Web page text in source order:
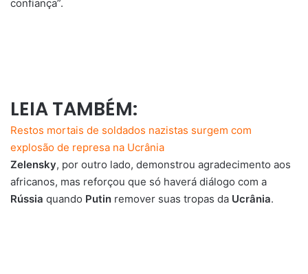
confiança”.
LEIA TAMBÉM:
Restos mortais de soldados nazistas surgem com
explosão de represa na Ucrânia
Zelensky, por outro lado, demonstrou agradecimento aos
africanos, mas reforçou que só haverá diálogo com a
Rússia quando Putin remover suas tropas da Ucrânia.